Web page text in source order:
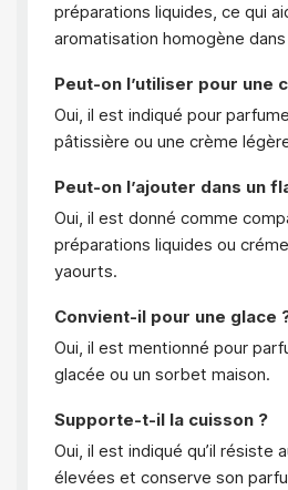
préparations liquides, ce qui
aromatisation homogène
Peut-on l’utiliser pour une
Oui, il est indiqué pour
pâtissière ou une crème
Peut-on l’ajouter dans un
Oui, il est donné comme
préparations liquides ou
yaourts.
Convient-il pour une glace
Oui, il est mentionné pour
glacée ou un sorbet maison.
Supporte-t-il la cuisson ?
Oui, il est indiqué qu’il résiste
élevées et conserve son